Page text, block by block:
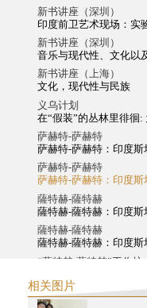
新书讲座（深圳）
印度前卫艺术现场：实
新书讲座（深圳）
音乐与现代性、文化以
新书讲座（上海）
文化，现代性与民族
义乌计划
在“假装”的丛林里徘徊
萨赫特-萨赫特
萨赫特-萨赫特：印度斯
萨赫特-萨赫特
萨赫特-萨赫特：印度斯
薩特赫-薩特赫
薩特赫-薩特赫：印度斯
薩特赫-薩特赫
薩特赫-薩特赫：印度斯
“萨特赫-萨特赫”工作坊
2018
相关图片